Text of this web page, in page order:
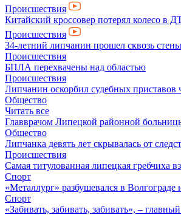
Происшествия
Китайский кроссовер потерял колесо в
Происшествия
34-летний липчанин прошел сквозь
Происшествия
БПЛА перехвачены над областью
Происшествия
Липчанин оскорбил судебных приставов
Общество
Читать все
Главврачом Липецкой районной
Общество
Липчанка девять лет скрывалась от
Происшествия
Самая титулованная липецкая гребчиха
Спорт
«Металлург» разбушевался в Волгограде
Спорт
«Забивать, забивать, забивать», –